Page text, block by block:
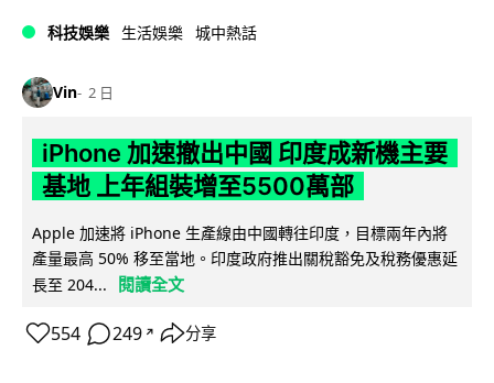
科技娛樂 生活娛樂 城中熱話
Vin 2 日
iPhone 加速撤出中國 印度成新機主要
基地 上年組裝增至5500萬部
Apple 加速將 iPhone 生產線由中國轉往印度，目標兩年內將
產量最高 50% 移至當地。印度政府推出關稅豁免及稅務優惠延
長至 204...
閱讀全文
554 249 ↗ 分享